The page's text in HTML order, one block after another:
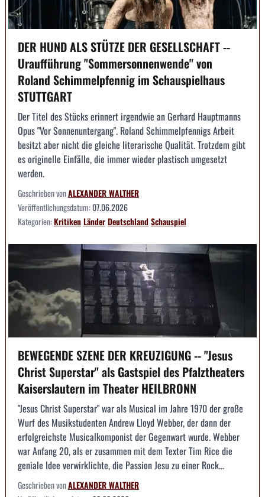
DER HUND ALS STÜTZE DER GESELLSCHAFT --
Uraufführung "Sommersonnenwende" von
Roland Schimmelpfennig im Schauspielhaus
STUTTGART
Der Titel des Stücks erinnert irgendwie an Gerhard Hauptmanns
Opus "Vor Sonnenuntergang". Roland Schimmelpfennigs Arbeit
besitzt aber nicht die gleiche literarische Qualität. Trotzdem gibt
es originelle Einfälle, die immer wieder plastisch umgesetzt
werden.
Geschrieben vonALEXANDER WALTHER
Veröffentlichungsdatum:07.06.2026
Kategorien:KritikenLänderDeutschlandSchauspiel
BEWEGENDE SZENE DER KREUZIGUNG -- "Jesus
Christ Superstar" als Gastspiel des Pfalztheaters
Kaiserslautern im Theater HEILBRONN
"Jesus Christ Superstar" war als Musical im Jahre 1970 der große
Wurf des Musikstudenten Andrew Lloyd Webber, der dann der
erfolgreichste Musicalkomponist der Gegenwart wurde. Webber
war Anfang 20, als er zusammen mit dem Texter Tim Rice die
geniale Idee verwirklichte, die Passion Jesu zu einer Rock...
Geschrieben vonALEXANDER WALTHER